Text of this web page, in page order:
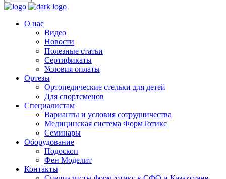
О нас
Видео
Новости
Полезные статьи
Сертификаты
Условия оплаты
Ортезы
Ортопедические стельки для детей
Для спортсменов
Специалистам
Варианты и условия сотрудничества
Медицинская система ФормТотикс
Семинары
Оборудование
Подоскоп
Фен Моделит
Контакты